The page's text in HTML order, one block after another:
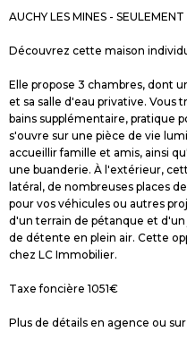
AUCHY LES MINES -
Découvrez cette maison
Elle propose 3 chambres, dont
et sa salle d'eau privative. Vous
bains supplémentaire, pratique
s'ouvre sur une pièce de vie
accueillir famille et amis, ainsi
une buanderie. À l'extérieur,
latéral, de nombreuses places
pour vos véhicules ou autres
d'un terrain de pétanque et
de détente en plein air. Cette
chez LC Immobilier.
Taxe foncière 1051€
Plus de détails en agence ou